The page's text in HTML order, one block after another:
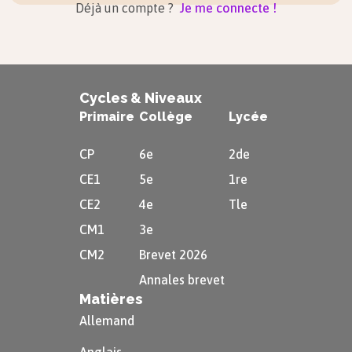
Déjà un compte ? Je me connecte !
Cycles & Niveaux
Primaire
CP
CE1
CE2
CM1
CM2
Collège
6e
5e
4e
3e
Brevet 2026
Annales brevet
Lycée
2de
1re
Tle
Matières
Allemand